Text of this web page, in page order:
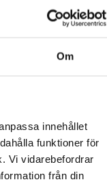
Om
innehållet
funktioner för
Vi vidarebefordrar
från din